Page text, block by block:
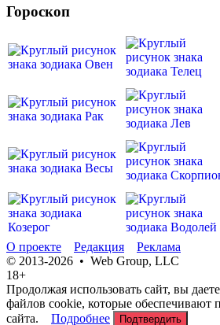
Гороскоп
О проекте Редакция
Реклама
© 2013-2026 • Web Group, LLC
18+
Продолжая использовать сайт, вы
файлов cookie, которые обеспечивают
сайта. Подробнее Подтвердить